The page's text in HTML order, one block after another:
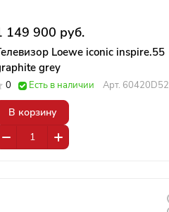
149 900 руб.
Loewe iconic inspire.55
grey
0 Есть в наличии Арт. 60420D52
В корзину